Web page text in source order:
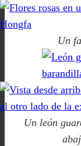
Un
Un león